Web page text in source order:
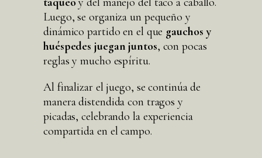
Luego, se organiza un pequeño y
dinámico partido en el que gauchos y
huéspedes juegan juntos, con pocas
reglas y mucho espíritu.
Al finalizar el juego, se continúa de
manera distendida con tragos y
picadas, celebrando la experiencia
compartida en el campo.